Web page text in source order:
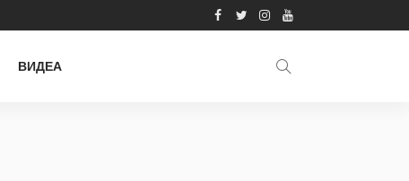
ВИДЕА